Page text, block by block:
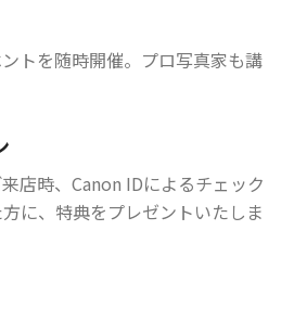
トを随時開催。プロ写真家も講
店時、Canon IDによるチェック
に、特典をプレゼントいたしま